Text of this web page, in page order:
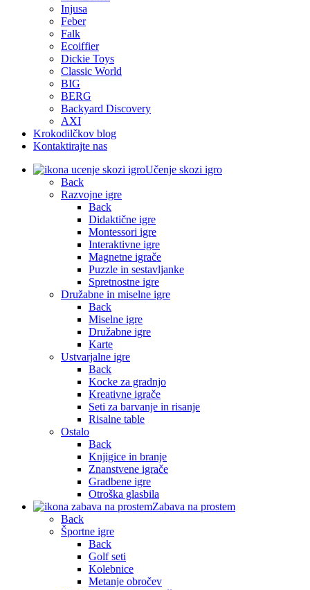
Injusa
Feber
Falk
Ecoiffier
Dickie Toys
Classic World
BIG
BERG
Backyard Discovery
AXI
Krokodilčkov blog
Kontaktirajte nas
Učenje skozi igro
Back
Razvojne igre
Back
Didaktične igre
Montessori igre
Interaktivne igre
Magnetne igrače
Puzzle in sestavljanke
Spretnostne igre
Družabne in miselne igre
Back
Miselne igre
Družabne igre
Karte
Ustvarjalne igre
Back
Kocke za gradnjo
Kreativne igrače
Seti za barvanje in risanje
Risalne table
Ostalo
Back
Knjigice in branje
Znanstvene igrače
Gradbene igre
Otroška glasbila
Zabava na prostem
Back
Športne igre
Back
Golf seti
Kolebnice
Metanje obročev